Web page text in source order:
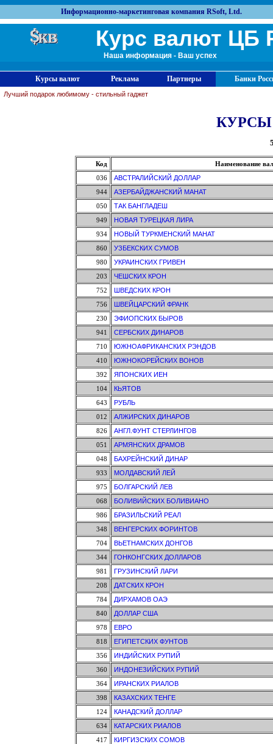
Информационно-маркетинговая компания RSoft, Ltd.
Курс валют ЦБ
Наша информация - Ваш успех
Курсы валют Реклама Партнеры Банки
Лучший подарок любимому - стильный гаджет
Код
Наименование
036
АВСТРАЛИЙСКИЙ ДОЛЛАР
944
АЗЕРБАЙДЖАНСКИЙ МАНАТ
050
ТАК БАНГЛАДЕШ
949
НОВАЯ ТУРЕЦКАЯ ЛИРА
934
НОВЫЙ ТУРКМЕНСКИЙ МАНАТ
860
УЗБЕКСКИХ СУМОВ
980
УКРАИНСКИХ ГРИВЕН
203
ЧЕШСКИХ КРОН
752
ШВЕДСКИХ КРОН
756
ШВЕЙЦАРСКИЙ ФРАНК
230
ЭФИОПСКИХ БЫРОВ
941
СЕРБСКИХ ДИНАРОВ
710
ЮЖНОАФРИКАНСКИХ РЭНДОВ
410
ЮЖНОКОРЕЙСКИХ ВОНОВ
392
ЯПОНСКИХ ИЕН
104
КЬЯТОВ
643
РУБЛЬ
012
АЛЖИРСКИХ ДИНАРОВ
826
АНГЛ.ФУНТ СТЕРЛИНГОВ
051
АРМЯНСКИХ ДРАМОВ
048
БАХРЕЙНСКИЙ ДИНАР
933
МОЛДАВСКИЙ ЛЕЙ
975
БОЛГАРСКИЙ ЛЕВ
068
БОЛИВИЙСКИХ БОЛИВИАНО
986
БРАЗИЛЬСКИЙ РЕАЛ
348
ВЕНГЕРСКИХ ФОРИНТОВ
704
ВЬЕТНАМСКИХ ДОНГОВ
344
ГОНКОНГСКИХ ДОЛЛАРОВ
981
ГРУЗИНСКИЙ ЛАРИ
208
ДАТСКИХ КРОН
784
ДИРХАМОВ ОАЭ
840
ДОЛЛАР США
978
ЕВРО
818
ЕГИПЕТСКИХ ФУНТОВ
356
ИНДИЙСКИХ РУПИЙ
360
ИНДОНЕЗИЙСКИХ РУПИЙ
364
ИРАНСКИХ РИАЛОВ
398
КАЗАХСКИХ ТЕНГЕ
124
КАНАДСКИЙ ДОЛЛАР
634
КАТАРСКИХ РИАЛОВ
417
КИРГИЗСКИХ СОМОВ